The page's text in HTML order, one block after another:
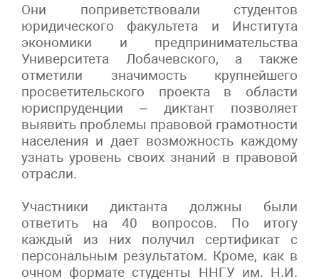
Они поприветствовали студентов
юридического факультета и Института
экономики и предпринимательства
Университета Лобачевского, а также
отметили значимость крупнейшего
просветительского проекта в области
юриспруденции – диктант позволяет
выявить проблемы правовой грамотности
населения и дает возможность каждому
узнать уровень своих знаний в правовой
отрасли.
Участники диктанта должны были
ответить на 40 вопросов. По итогу
каждый из них получил сертификат с
персональным результатом. Кроме, как в
очном формате студенты ННГУ им. Н.И.